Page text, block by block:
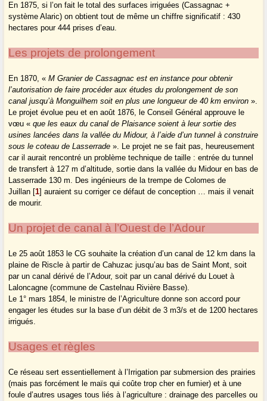
En 1875, si l’on fait le total des surfaces irriguées (Cassagnac +
système Alaric) on obtient tout de même un chiffre significatif : 430
hectares pour 444 prises d’eau.
Les projets de prolongement
En 1870, «M Granier de Cassagnac est en instance pour obtenir
l’autorisation de faire procéder aux études du prolongement de son
canal jusqu’à Monguilhem soit en plus une longueur de 40 km environ ».
Le projet évolue peu et en août 1876, le Conseil Général approuve le
vœu «que les eaux du canal de Plaisance soient à leur sortie des
usines lancées dans la vallée du Midour, à l’aide d’un tunnel à construire
sous le coteau de Lasserrade ». Le projet ne se fait pas, heureusement
car il aurait rencontré un problème technique de taille : entrée du tunnel
de transfert à 127 m d’altitude, sortie dans la vallée du Midour en bas de
Lasserrade 130 m. Des ingénieurs de la trempe de Colomes de
Juillan [1] auraient su corriger ce défaut de conception … mais il venait
de mourir.
Un projet de canal à l’Ouest de l’Adour
Le 25 août 1853 le CG souhaite la création d’un canal de 12 km dans la
plaine de Riscle à partir de Cahuzac jusqu’au bas de Saint Mont, soit
par un canal dérivé de l’Adour, soit par un canal dérivé du Louet à
Laloncagne (commune de Castelnau Rivière Basse).
Le 1° mars 1854, le ministre de l’Agriculture donne son accord pour
engager les études sur la base d’un débit de 3 m3/s et de 1200 hectares
irrigués.
Usages et règles
Ce réseau sert essentiellement à l’Irrigation par submersion des prairies
(mais pas forcément le maïs qui coûte trop cher en fumier) et à une
foule d’autres usages tous liés à l’agriculture : drainage des parcelles ou